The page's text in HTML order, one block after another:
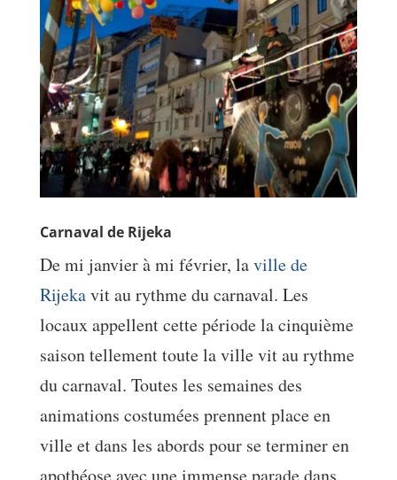
Carnaval de Rijeka
De mi janvier à mi février, laville de
Rijekavit au rythme du carnaval. Les
locaux appellent cette période la cinquième
saison tellement toute la ville vit au rythme
du carnaval. Toutes les semaines des
animations costumées prennent place en
ville et dans les abords pour se terminer en